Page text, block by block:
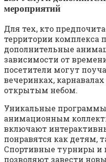
мероприятий
Для тех, кто
территории комплекса
дополнительные
зависимости от
посетители могут
вечеринках,
открытым небом.
Уникальные
анимационным
включают
понравятся как детям,
Спортивные турниры и
позволяют завести